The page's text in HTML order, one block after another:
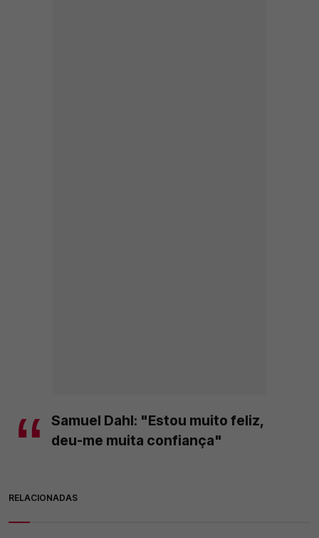
Samuel Dahl: "Estou muito feliz,
deu-me muita confiança"
RELACIONADAS